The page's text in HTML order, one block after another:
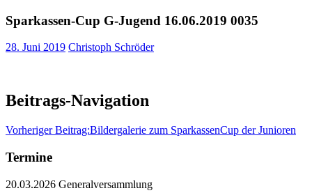
Sparkassen-Cup G-Jugend 16.06.2019 0035
28. Juni 2019 Christoph Schröder
Beitrags-Navigation
Vorheriger Beitrag:Bildergalerie zum SparkassenCup der Junioren
Termine
20.03.2026 Generalversammlung